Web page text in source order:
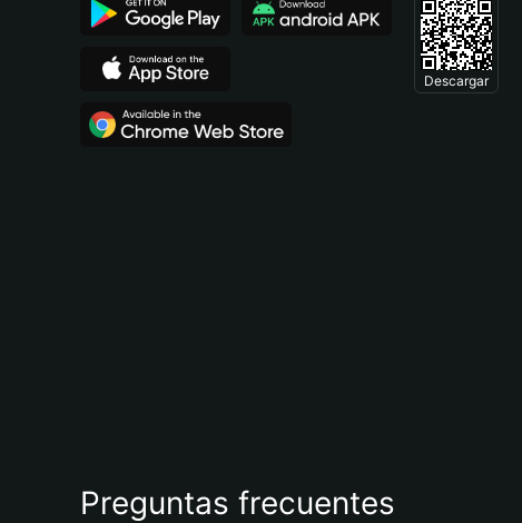
Português (Brasil)
Descargar
Preguntas frecuentes